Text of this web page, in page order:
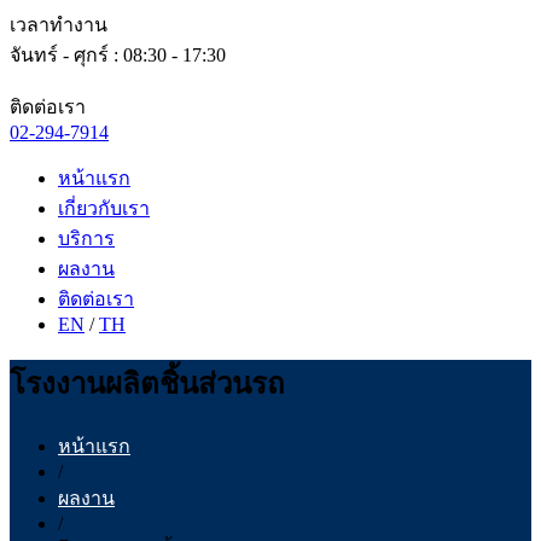
เวลาทำงาน
จันทร์ - ศุกร์ : 08:30 - 17:30
ติดต่อเรา
02-294-7914
หน้าแรก
เกี่ยวกับเรา
บริการ
ผลงาน
ติดต่อเรา
EN /TH
โรงงานผลิตชิ้นส่วนรถ
หน้าแรก
/
ผลงาน
/